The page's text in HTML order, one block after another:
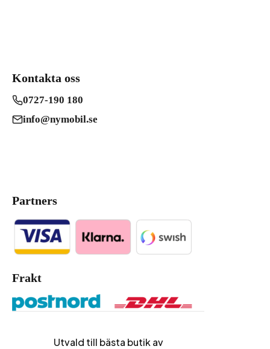
Kontakta oss
0727-190 180
info@nymobil.se
Partners
Frakt
Utvald till bästa butik av